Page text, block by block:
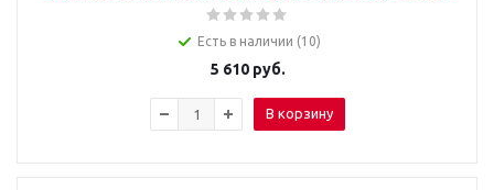
Есть в наличии (10)
5 610руб.
В корзину